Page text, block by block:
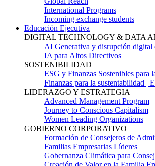
International Programs
Incoming exchange students
Educación Ejecutiva
DIGITAL TECHNOLOGY & DATA
AI Generativa y disrupción
IA para Altos Directivos
SOSTENIBILIDAD
ESG y Finanzas Sostenibles para
Finanzas para la sustentabilidad |
LIDERAZGO Y ESTRATEGIA
Advanced Management Program
Journey to Conscious Capitalism
Women Leading Organizations
GOBIERNO CORPORATIVO
Formación de Consejeros de
Familias Empresarias Líderes
Gobernanza Climática para